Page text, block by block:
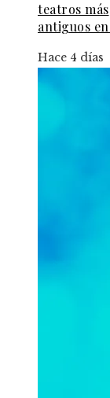
teatros más
antiguos
Hace 4 días